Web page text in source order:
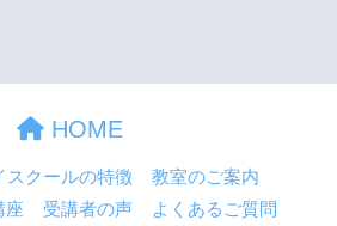
HOME
スクールの特徴
教室のご案内
座
受講者の声 よくあるご質問